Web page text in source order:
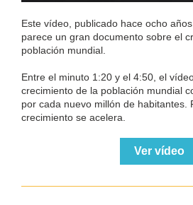
Este vídeo, publicado hace ocho
parece un gran documento sobre el
población mundial.
Entre el minuto 1:20 y el 4:50, el
crecimiento de la población mundial
por cada nuevo millón de habitantes.
crecimiento se acelera.
Ver vídeo